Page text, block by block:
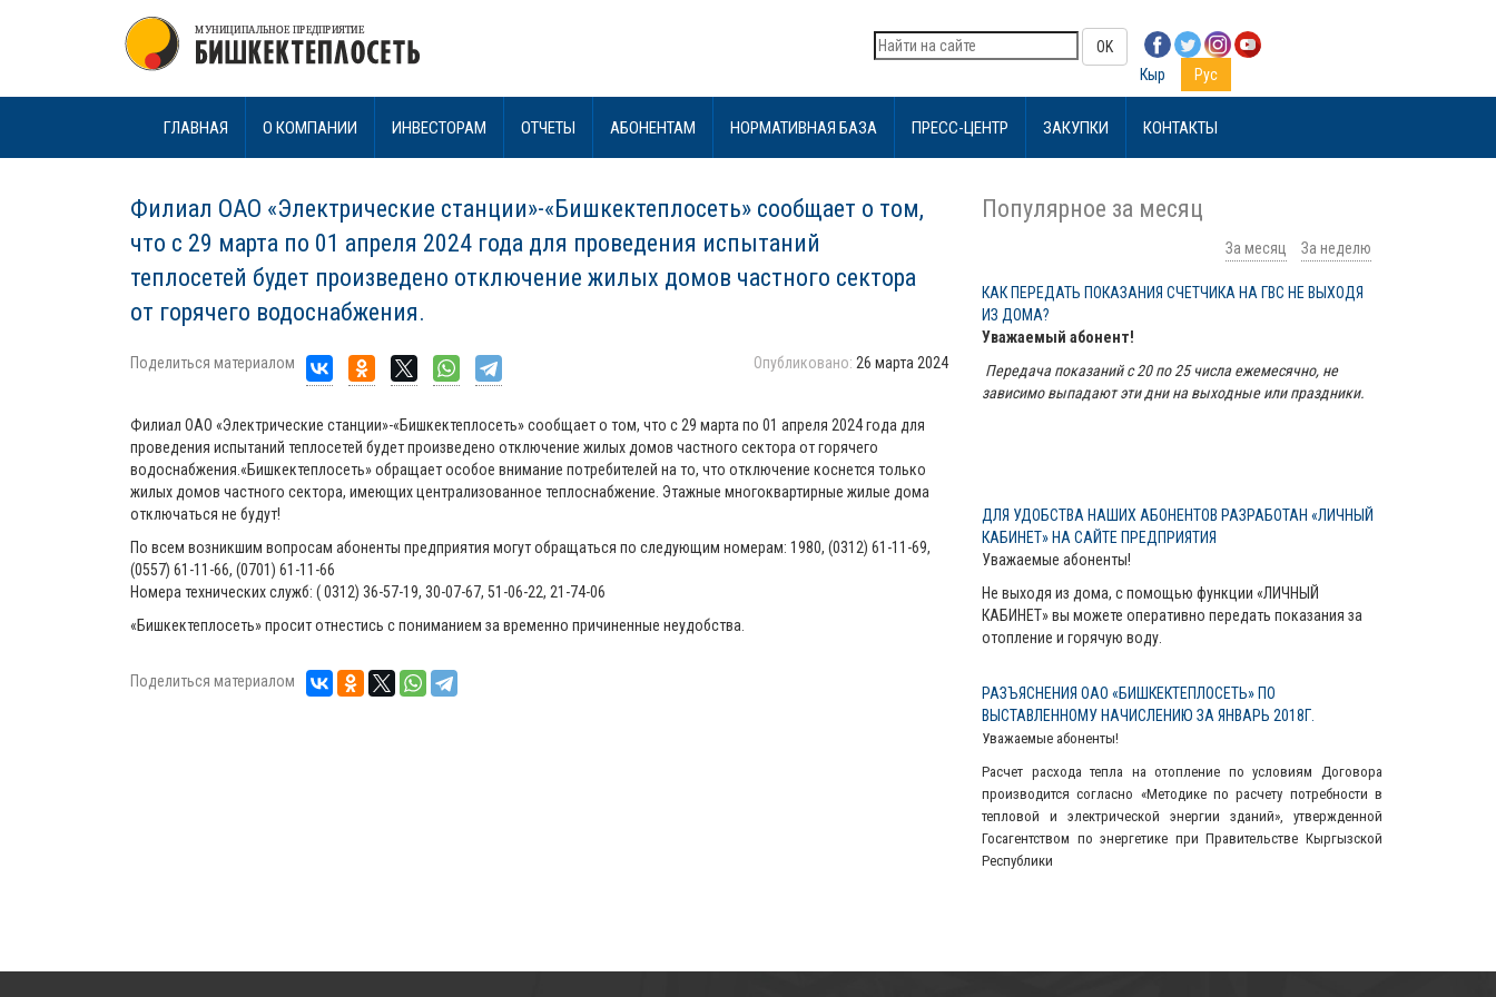
OK
Кыр
Рус
ГЛАВНАЯ О КОМПАНИИ ИНВЕСТОРАМ ОТЧЕТЫ АБОНЕНТАМ НОРМАТИВНАЯ БАЗА ПРЕСС-ЦЕНТР ЗАКУПКИ КОНТАКТЫ
Филиал ОАО «Электрические станции»-«Бишкектеплосеть» сообщает о том,
что с 29 марта по 01 апреля 2024 года для проведения испытаний
теплосетей будет произведено отключение жилых домов частного сектора
от горячего водоснабжения.
Поделиться материалом Опубликовано: 26 марта 2024
Филиал ОАО «Электрические станции»-«Бишкектеплосеть» сообщает о том, что с 29 марта по 01 апреля 2024 года для
проведения испытаний теплосетей будет произведено отключение жилых домов частного сектора от горячего
водоснабжения.«Бишкектеплосеть» обращает особое внимание потребителей на то, что отключение коснется только
жилых домов частного сектора, имеющих централизованное теплоснабжение. Этажные многоквартирные жилые дома
отключаться не будут!
По всем возникшим вопросам абоненты предприятия могут обращаться по следующим номерам: 1980, (0312) 61-11-69,
(0557) 61-11-66, (0701) 61-11-66
Номера технических служб: ( 0312) 36-57-19, 30-07-67, 51-06-22, 21-74-06
«Бишкектеплосеть» просит отнестись с пониманием за временно причиненные неудобства.
Поделиться материалом
Популярное за месяц
За месяц За неделю
КАК ПЕРЕДАТЬ ПОКАЗАНИЯ СЧЕТЧИКА НА ГВС НЕ ВЫХОДЯ
ИЗ ДОМА?
Уважаемый абонент!
Передача показаний с 20 по 25 числа ежемесячно, не
зависимо выпадают эти дни на выходные или праздники.
ДЛЯ УДОБСТВА НАШИХ АБОНЕНТОВ РАЗРАБОТАН «ЛИЧНЫЙ
КАБИНЕТ» НА САЙТЕ ПРЕДПРИЯТИЯ
Уважаемые абоненты!
Не выходя из дома, с помощью функции «ЛИЧНЫЙ
КАБИНЕТ» вы можете оперативно передать показания за
отопление и горячую воду.
РАЗЪЯСНЕНИЯ ОАО «БИШКЕКТЕПЛОСЕТЬ» ПО
ВЫСТАВЛЕННОМУ НАЧИСЛЕНИЮ ЗА ЯНВАРЬ 2018Г.
Уважаемые абоненты!
Расчет расхода тепла на отопление по условиям Договора
производится согласно «Методике по расчету потребности в
тепловой и электрической энергии зданий», утвержденной
Госагентством по энергетике при Правительстве Кыргызской
Республики